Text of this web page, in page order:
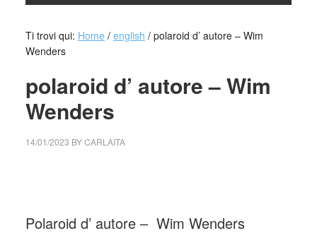
Ti trovi qui: Home / english /polaroid d’ autore – Wim
Wenders
polaroid d’ autore – Wim
Wenders
14/01/2023 BYCARLAITA
Polaroid d’ autore – Wim Wenders